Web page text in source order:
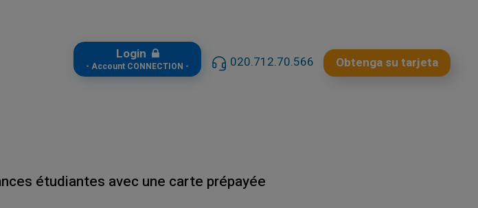
Login
- Account CONNECTION - 020.712.70.566 Obtenga su tarjeta
étudiantes avec une carte prépayée